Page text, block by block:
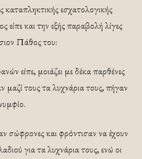
καταπληκτικής εσχατολογικής
είπε και την εξής παραβολή λίγες
Πάθος του:
είπε, μοιάζει με δέκα παρθένες
μαζί τους τα λυχνάρια τους, πήγαν
σώφρονες και φρόντισαν να έχουν
για τα λυχνάρια τους, ενώ οι